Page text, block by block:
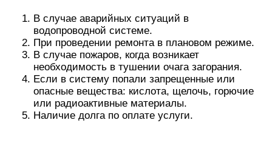
В случае аварийных ситуаций в
водопроводной системе.
При проведении ремонта в плановом режиме.
В случае пожаров, когда возникает
необходимость в тушении очага загорания.
Если в систему попали запрещенные или
опасные вещества: кислота, щелочь, горючие
или радиоактивные материалы.
Наличие долга по оплате услуги.